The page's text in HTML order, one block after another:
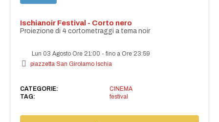
Ischianoir Festival - Corto nero
Proiezione di 4 cortometraggi a tema noir
Lun 03 Agosto Ore 21:00 -fino a Ore 23:59
piazzetta San Girolamo Ischia
CATEGORIE:
CINEMA
TAG:
festival